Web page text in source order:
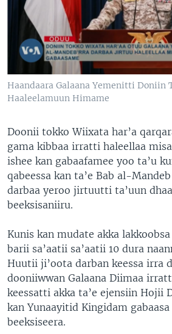
Haandaara Galaana Yemenitti Doniin
Haaleelamuun Himame
Doonii tokko Wiixata har’a
gama kibbaa irratti haleellaa
ishee kan gabaafamee yoo ta’u
qabeessa kan ta’e Bab al-
darbaa yeroo jirtuutti ta’uun
beeksisaniiru.
Kunis kan mudate akka
barii sa’aatii sa’aatii 10 dura
Huutii ji’oota darban keessa irra
dooniiwwan Galaana Diimaa
keessatti akka ta’e ejensiin Hojii
kan Yunaayitid Kingidam gabaasa
beeksiseera.